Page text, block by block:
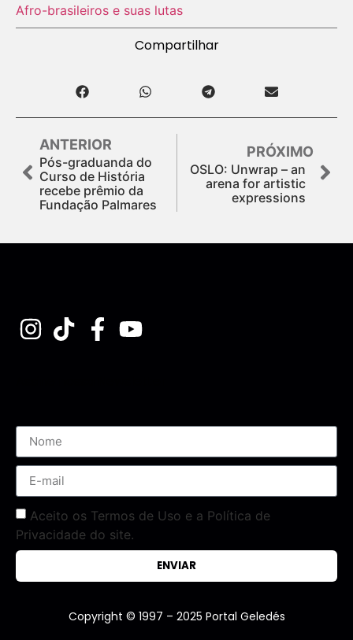
Afro-brasileiros e suas lutas
Compartilhar
ANTERIOR
Pós-graduanda do
Curso de História
recebe prêmio da
Fundação Palmares
PRÓXIMO
OSLO: Unwrap – an
arena for artistic
expressions
Aceito os Termos de Uso e a Política de
Privacidade do site.
ENVIAR
Copyright © 1997 – 2025 Portal Geledés